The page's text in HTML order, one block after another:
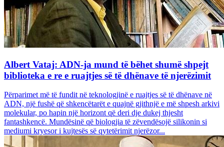
Albert Vataj: ADN-ja mund të bëhet shumë shpejt
biblioteka e re e ruajtjes së të dhënave të njerëzimit
Përparimet më të fundit në teknologjinë e ruajtjes së të dhënave në
ADN, një fushë që shkencëtarët e quajnë gjithnjë e më shpesh arkivi
molekular, po hapin një horizont që deri dje dukej thjesht
fantashkencë. Mundësinë që biologjia të zëvendësojë silikonin si
mediumi kryesor i kujtesës së qytetërimit njerëzor...